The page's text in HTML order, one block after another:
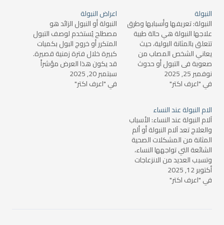
النبولة
النبولة: تعريفها وأسبابها وطرق
علاجها النبولة هي حالة طبية
تتعلق بالمثانة البولية، حيث
يعاني الشخص المصاب من
صعوبة في التبول أو حدوث
تكرار غير طبيعي في التبول.
تُعد النبولة من الحالات الشائعة
كانت تسبب آلامًا أو مشاكل
في التحكم…
نوفمبر 25, 2025
في "اعرف اكتر"
اعراض النبولة
النبولة أو النبول الزائد هو
مصطلح يُستخدم لوصف التبول
المتكرر أو خروج البول بكميات
كبيرة خلال فترة زمنية قصيرة.
قد يكون هذا العرض مؤشراً
على وجود مشكلة صحية
معينة تتعلق بالجهاز البولي أو
سبتمبر 20, 2025
في "اعرف اكتر"
الام النبولة عند النساء
آلام النبولة عند النساء: الأسباب
والعلاج تعد آلام النبولة أو ألم
المثانة من المشكلات الصحية
الشائعة التي تواجهها النساء،
وتسبب العديد من الانزعاجات
اليومية. تتفاوت هذه الآلام
في شدتها من امرأة إلى أخرى
أكتوبر 12, 2025
في "اعرف اكتر"